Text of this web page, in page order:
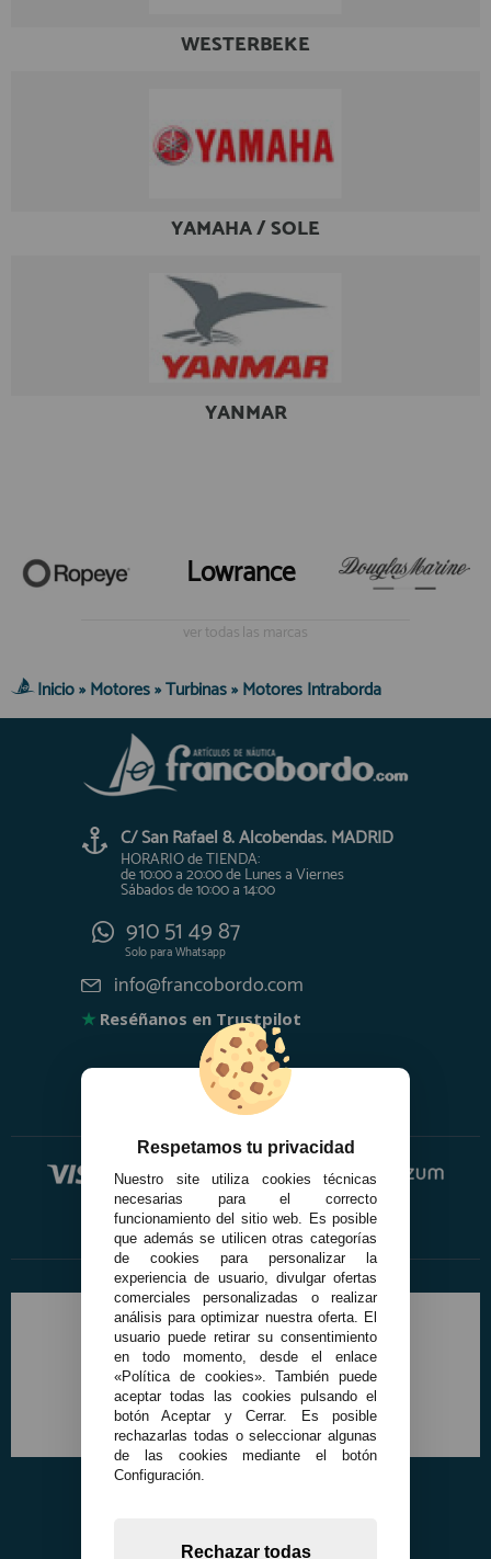
WESTERBEKE
YAMAHA / SOLE
YANMAR
Lowrance
ver todas las marcas
Inicio»Motores»Turbinas»Motores Intraborda
C/ San Rafael 8. Alcobendas. MADRID
HORARIO de TIENDA:
de 10:00 a 20:00 de Lunes a Viernes
Sábados de 10:00 a 14:00
910 51 49 87
Solo paraWhatsapp
info@francobordo.com
★ Reséñanos en Trustpilot
Respetamos tu privacidad
Nuestro site utiliza cookies técnicas
necesarias para el correcto
funcionamiento del sitio web. Es posible
que además se utilicen otras categorías
de cookies para personalizar la
experiencia de usuario, divulgar ofertas
comerciales personalizadas o realizar
análisis para optimizar nuestra oferta. El
usuario puede retirar su consentimiento
en todo momento, desde el enlace
«Política de cookies». También puede
aceptar todas las cookies pulsando el
botón Aceptar y Cerrar. Es posible
rechazarlas todas o seleccionar algunas
de las cookies mediante el botón
Configuración.
Rechazar todas